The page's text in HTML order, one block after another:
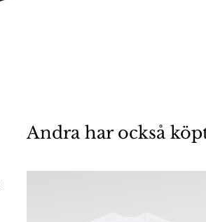
Andra har också